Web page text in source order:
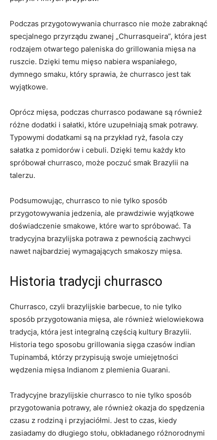
Podczas przygotowywania‌ churrasco nie może zabraknąć
specjalnego przyrządu zwanej‍ „Churrasqueira”, która jest
rodzajem otwartego paleniska do grillowania‍ mięsa na
ruszcie. Dzięki ​temu mięso nabiera wspaniałego,⁣
dymnego⁣ smaku, który sprawia, że churrasco jest tak
wyjątkowe.
Oprócz mięsa, podczas churrasco podawane są również
różne dodatki i sałatki, które⁢ uzupełniają smak potrawy.
Typowymi dodatkami są na przykład ryż, fasola czy
sałatka z pomidorów i cebuli. Dzięki temu każdy kto
spróbował churrasco, może poczuć smak Brazylii na
talerzu.
Podsumowując, churrasco to nie tylko sposób
przygotowywania jedzenia, ⁤ale prawdziwie wyjątkowe
doświadczenie smakowe,​ które warto spróbować. ⁣Ta
tradycyjna brazylijska potrawa ⁤z pewnością zachwyci
nawet najbardziej wymagających smakoszy mięsa.
Historia tradycji‌ churrasco
Churrasco, czyli ⁣brazylijskie barbecue, to nie tylko
sposób przygotowania mięsa, ale również wielowiekowa‍
tradycja, która jest​ integralną częścią kultury Brazylii.
Historia tego sposobu grillowania sięga ⁢czasów indian
Tupinambá, ​którzy przypisują swoje umiejętności
wędzenia mięsa‍ Indianom z plemienia Guarani.
Tradycyjne brazylijskie churrasco to ⁢nie tylko⁤ sposób
przygotowania potrawy, ale również okazja do spędzenia
czasu z rodziną i przyjaciółmi. Jest to czas, kiedy
zasiadamy do długiego stołu, obkładanego‌ różnorodnymi